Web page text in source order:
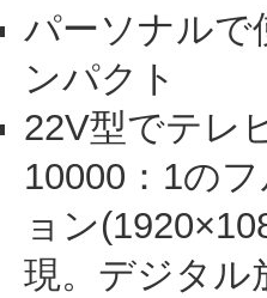
パーソナルで
ンパクト
22V型でテレ
10000：1の
ョン
現。デジタル